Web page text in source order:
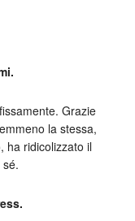
Grazie
la stessa,
ha ridicolizzato il